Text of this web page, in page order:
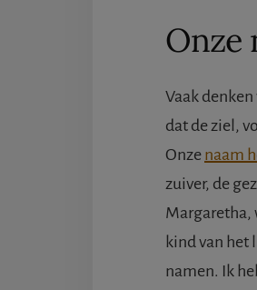
Onze
Vaak
dat de ziel,
Onze naam
zuiver, de
Margaretha,
kind van het
namen. Ik